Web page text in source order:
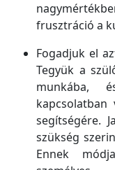
frusztráció a
Fogadjuk el
Tegyük a
munkába,
kapcsolatban
segítségére.
szükség
Ennek